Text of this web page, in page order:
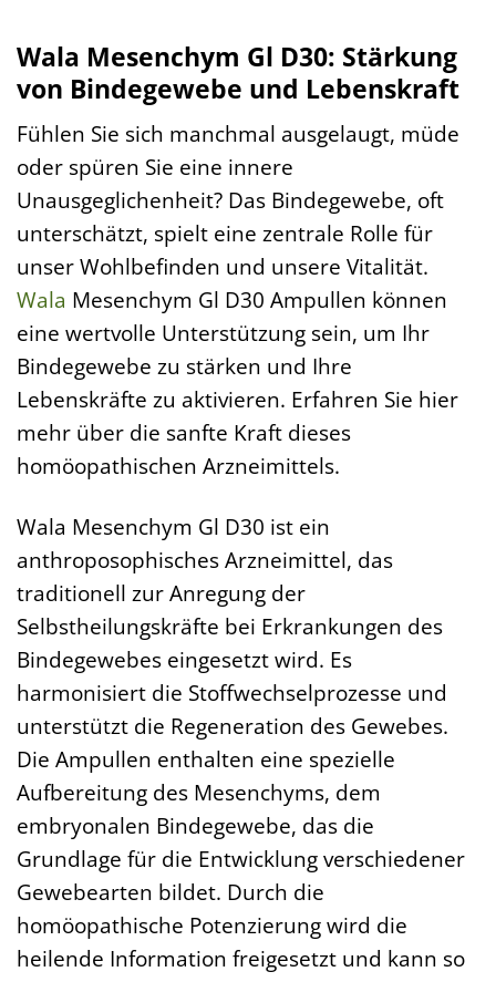
Wala Mesenchym Gl D30: Stärkung
von Bindegewebe und Lebenskraft
Fühlen Sie sich manchmal ausgelaugt, müde
oder spüren Sie eine innere
Unausgeglichenheit? Das Bindegewebe, oft
unterschätzt, spielt eine zentrale Rolle für
unser Wohlbefinden und unsere Vitalität.
Wala Mesenchym Gl D30 Ampullen können
eine wertvolle Unterstützung sein, um Ihr
Bindegewebe zu stärken und Ihre
Lebenskräfte zu aktivieren. Erfahren Sie hier
mehr über die sanfte Kraft dieses
homöopathischen Arzneimittels.
Wala Mesenchym Gl D30 ist ein
anthroposophisches Arzneimittel, das
traditionell zur Anregung der
Selbstheilungskräfte bei Erkrankungen des
Bindegewebes eingesetzt wird. Es
harmonisiert die Stoffwechselprozesse und
unterstützt die Regeneration des Gewebes.
Die Ampullen enthalten eine spezielle
Aufbereitung des Mesenchyms, dem
embryonalen Bindegewebe, das die
Grundlage für die Entwicklung verschiedener
Gewebearten bildet. Durch die
homöopathische Potenzierung wird die
heilende Information freigesetzt und kann so